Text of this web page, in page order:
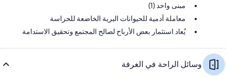
مبنى واحد (1)
معاملة آدمية للحيوانات البرية الخاضعة للحراسة
يُعاد استثمار بعض الأرباح لصالح المجتمع وتحقيق الاستدامة
وسائل الراحة في الغرفة